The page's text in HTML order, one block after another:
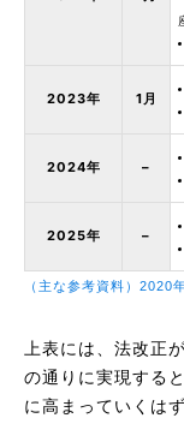
2023年 1月
2024年 –
2025年 –
（主な参考資料）2020
上表には、法改正
の通りに実現する
に高まっていくは